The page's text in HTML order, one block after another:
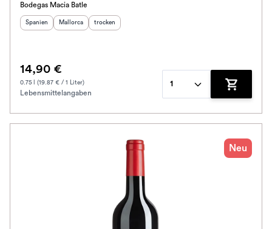
Ausbau
Im Rewe Handel erhältlich
Bodegas Macia Batle
Herkunftsland:
Spanien Herkunftsregion:
Mallorca Geschmack
trocken
14,90 €
0.75 l (19.87 € / 1 Liter)
Lebensmittelangaben
1
Zum
Neu